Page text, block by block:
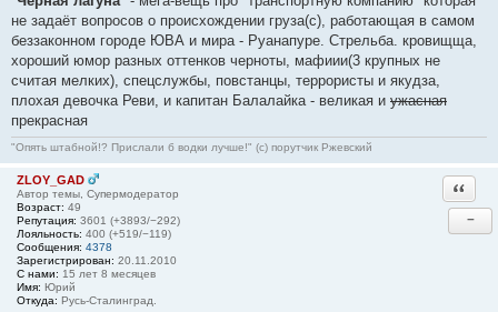
не задаёт вопросов о происхождении груза(с), работающая в самом
беззаконном городе ЮВА и мира - Руанапуре. Стрельба. кровищща,
хороший юмор разных оттенков черноты, мафиии(3 крупных не
считая мелких), спецслужбы, повстанцы, террористы и якудза,
плохая девочка Реви, и капитан Балалайка - великая и ужасная
прекрасная
"Опять штабной!? Прислали б водки лучше!" (с) порутчик Ржевский
ZLOY_GAD
Автор темы, Супермодератор
Возраст: 49
Репутация: 3601 (+3893/−292)
Лояльность: 400 (+519/−119)
Сообщения: 4378
Зарегистрирован: 20.11.2010
С нами: 15 лет 8 месяцев
Имя: Юрий
Откуда: Русь-Сталинград.
−